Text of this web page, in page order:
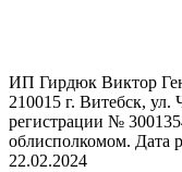
ИП Гирдюк Виктор
210015 г. Витебск, ул.
регистрации №
облисполкомом. Дата
22.02.2024